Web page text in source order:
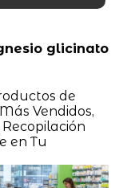
glicinato
de
Vendidos,
en Tu